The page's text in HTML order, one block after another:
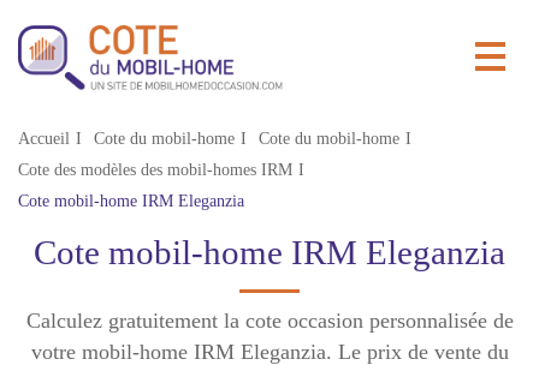
Accueil Cote du mobil-home
Cote du mobil-home
Cote des modèles des mobil-homes IRM
Cote mobil-home IRM Eleganzia
Cote mobil-home IRM Eleganzia
Calculez gratuitement la cote occasion personnalisée de
votre mobil-home IRM Eleganzia. Le prix de vente du